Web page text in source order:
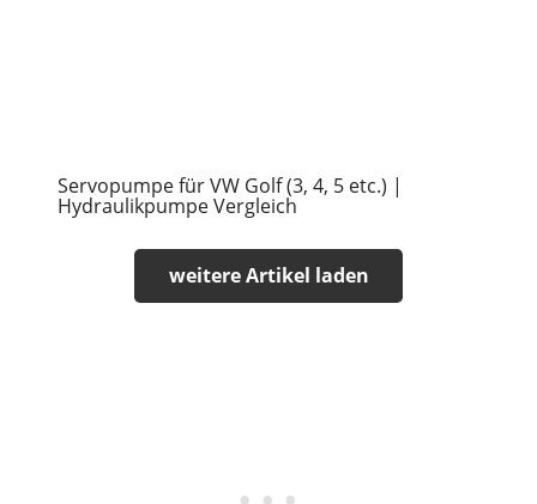
Servopumpe für VW Golf (3, 4, 5 etc.) |
Hydraulikpumpe Vergleich
weitere Artikel laden